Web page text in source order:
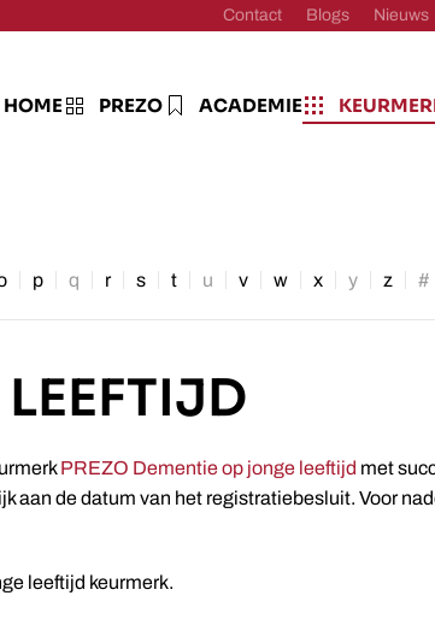
Contact Blogs Nieuws
HOME PREZO ACADEMIE
p q r s t u v w x y z #
PREZO Dementie op jonge leeftijd met
aan de datum van het registratiebesluit. Voor
leeftijd keurmerk.